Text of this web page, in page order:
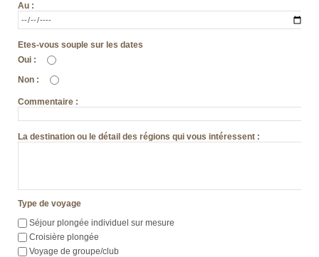
Au :
Etes-vous souple sur les dates
Oui :
Non :
Commentaire :
La destination ou le détail des régions qui vous intéressent :
Type de voyage
Séjour plongée individuel sur mesure
Croisière plongée
Voyage de groupe/club